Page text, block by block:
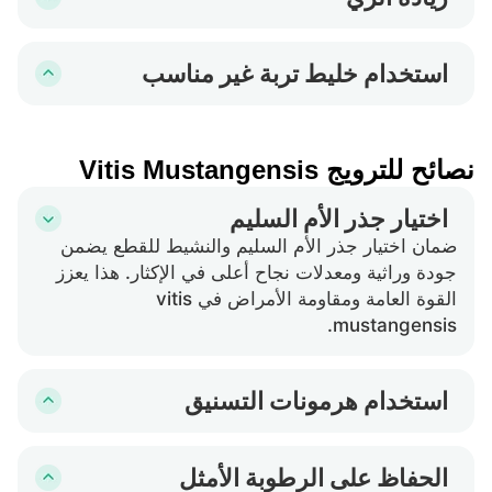
الري إلى التهابات فطرية أو تعفن الجذور، مما يعوق نمو
استخدام خليط تربة غير مناسب
يدعم نمو أفضل للجذور وتهوية.
نصائح للترويج Vitis Mustangensis
اختيار جذر الأم السليم
ضمان اختيار جذر الأم السليم والنشيط للقطع يضمن
جودة وراثية ومعدلات نجاح أعلى في الإكثار. هذا يعزز
القوة العامة ومقاومة الأمراض في vitis
mustangensis.
استخدام هرمونات التسنيق
الجذور بشكل كبير. هذا يشجع على تجذير أسرع ومعدل
الحفاظ على الرطوبة الأمثل